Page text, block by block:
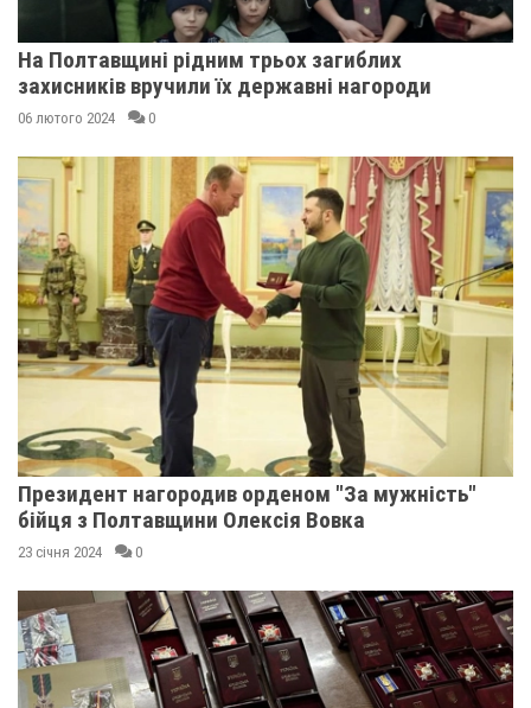
На Полтавщині рідним трьох загиблих
захисників вручили їх державні нагороди
06 лютого 2024 0
Президент нагородив орденом "За мужність"
бійця з Полтавщини Олексія Вовка
23 січня 2024 0